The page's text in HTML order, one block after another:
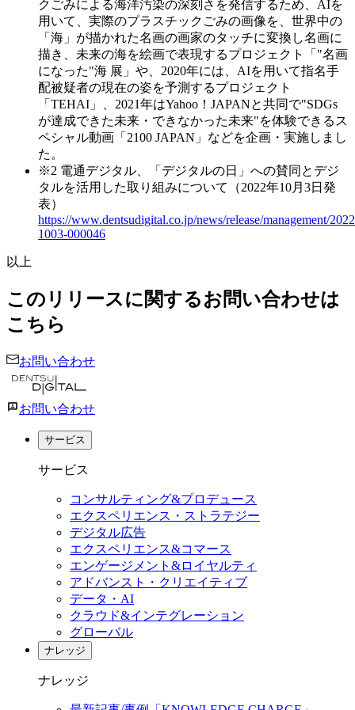
クごみによる海洋汚染の深刻さを発信するため、AIを
用いて、実際のプラスチックごみの画像を、世界中の
「海」が描かれた名画の画家のタッチに変換し名画に
描き、未来の海を絵画で表現するプロジェクト「"名画
になった"海 展」や、2020年には、AIを⽤いて指名⼿
配被疑者の現在の姿を予測するプロジェクト
「TEHAI」、2021年はYahoo！JAPANと共同で"SDGs
が達成できた未来・できなかった未来"を体験できるス
ペシャル動画「2100 JAPAN」などを企画・実施しまし
た。
※2 電通デジタル、「デジタルの日」への賛同とデジ
タルを活用した取り組みについて（2022年10月3日発
表）
https://www.dentsudigital.co.jp/news/release/management/
1003-000046
以上
このリリースに関するお問い合わせは
こちら
お問い合わせ
お問い合わせ
サービス
サービス
コンサルティング&プロデュース
エクスペリエンス・ストラテジー
デジタル広告
エクスペリエンス&コマース
エンゲージメント&ロイヤルティ
アドバンスト・クリエイティブ
データ・AI
クラウド&インテグレーション
グローバル
ナレッジ
ナレッジ